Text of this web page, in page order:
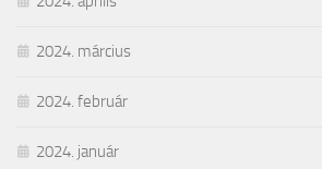
2024. március
2024. február
2024. január